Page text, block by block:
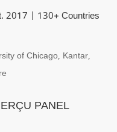
2017 | 130+ Countries
of Chicago, Kantar,
PANEL